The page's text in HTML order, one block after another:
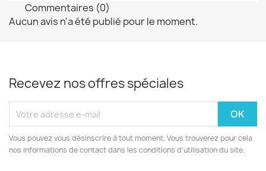
Commentaires (0)
Aucun avis n'a été publié pour le moment.
Recevez nos offres spéciales
Vous pouvez vous désinscrire à tout moment. Vous trouverez pour cela
nos informations de contact dans les conditions d'utilisation du site.